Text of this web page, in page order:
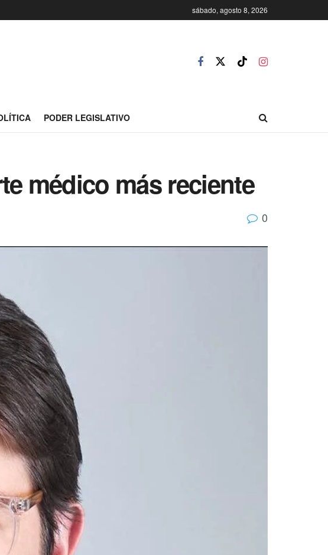
sábado, agosto 8, 2026
PODER LEGISLATIVO
médico más reciente
0